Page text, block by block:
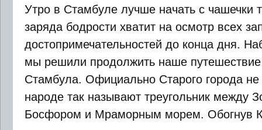
Утро в Стамбуле лучше начать с чашечки
заряда бодрости хватит на осмотр всех
достопримечательностей до конца дня.
мы решили продолжить наше путешествие
Стамбула. Официально Старого города не
народе так называют треугольник между
Босфором и Мраморным морем. Обогнув